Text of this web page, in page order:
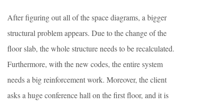
After figuring out all of the space diagrams, a bigger
structural problem appears. Due to the change of the
floor slab, the whole structure needs to be recalculated.
Furthermore, with the new codes, the entire system
needs a big reinforcement work. Moreover, the client
asks a huge conference hall on the first floor, and it is